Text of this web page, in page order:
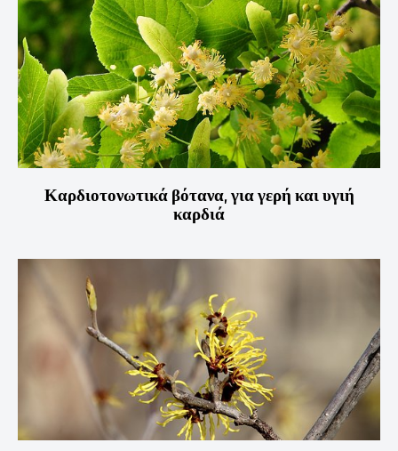
Καρδιοτονωτικά βότανα, για γερή και υγιή
καρδιά